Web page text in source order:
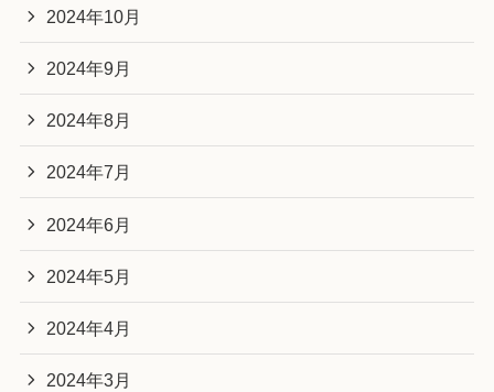
2024年10月
2024年9月
2024年8月
2024年7月
2024年6月
2024年5月
2024年4月
2024年3月